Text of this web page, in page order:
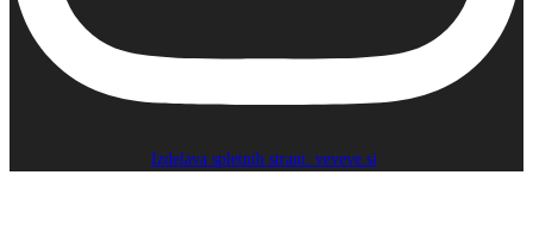
Izdelava spletnih strani: veveve.si